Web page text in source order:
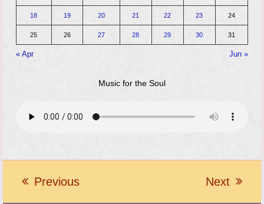
18 19 20 21 22 23 24
25 26 27 28 29 30 31
« Apr Jun »
Music for the Soul
previous
Previous
next
Next